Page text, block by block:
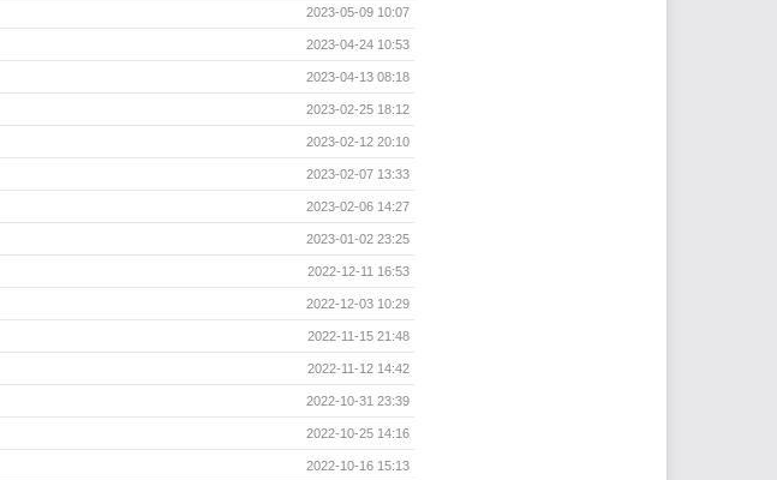
2023-05-09 10:07
2023-04-24 10:53
2023-04-13 08:18
2023-02-25 18:12
2023-02-12 20:10
2023-02-07 13:33
2023-02-06 14:27
2023-01-02 23:25
2022-12-11 16:53
2022-12-03 10:29
2022-11-15 21:48
2022-11-12 14:42
2022-10-31 23:39
2022-10-25 14:16
2022-10-16 15:13